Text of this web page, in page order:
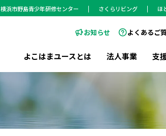
横浜市野島青少年研修センター さくらリビング ほ
お知らせ よくあるご
よこはまユースとは 法人事業 支